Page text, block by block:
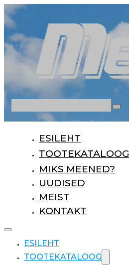
ESILEHT
TOOTEKATALOOG
MIKS MEENED?
UUDISED
MEIST
KONTAKT
ESILEHT
TOOTEKATALOOG